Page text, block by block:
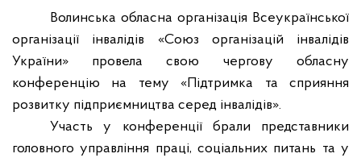
Волинська обласна організація Всеукраїнської
організації інвалідів «Союз організацій інвалідів
України» провела свою чергову обласну
конференцію на тему «Підтримка та сприяння
розвитку підприємництва серед інвалідів».
Участь у конференції брали представники
головного управління праці, соціальних питань та у